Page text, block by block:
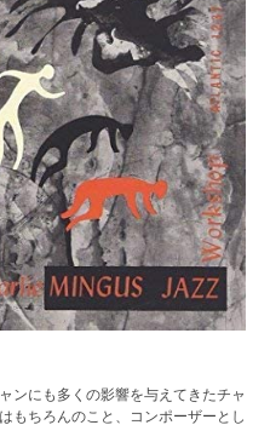
ンにも多くの影響を与えてきたチャ
もちろんのこと、コンポーザーとし